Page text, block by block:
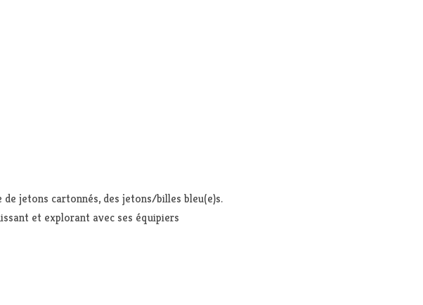
jetons cartonnés, des jetons/billes bleu(e)s.
et explorant avec ses équipiers